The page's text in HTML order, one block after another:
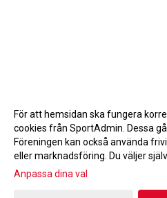
Gå till Webbversion
För att hemsidan ska fungera
cookies från SportAdmin. Dessa
Föreningen kan också använda
eller marknadsföring. Du väljer
Anpassa dina val